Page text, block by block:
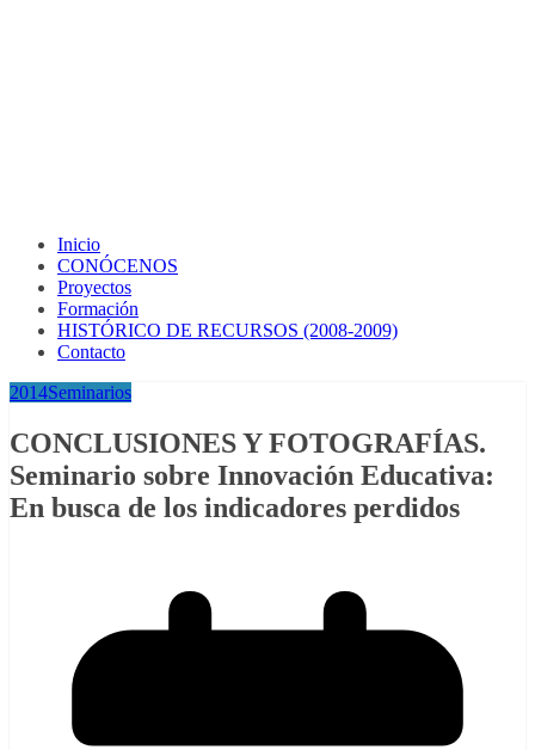
Inicio
CONÓCENOS
Proyectos
Formación
HISTÓRICO DE RECURSOS (2008-2009)
Contacto
2014Seminarios
CONCLUSIONES Y FOTOGRAFÍAS.
Seminario sobre Innovación Educativa:
En busca de los indicadores perdidos